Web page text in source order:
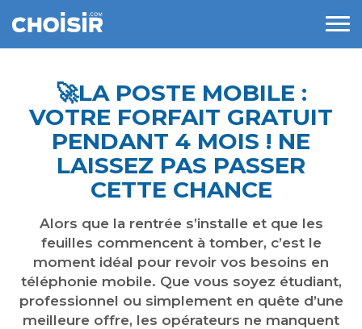
🚀​LA POSTE MOBILE :
VOTRE FORFAIT GRATUIT
PENDANT 4 MOIS ! NE
LAISSEZ PAS PASSER
CETTE CHANCE
Alors que la rentrée s’installe et que les
feuilles commencent à tomber, c’est le
moment idéal pour revoir vos besoins en
téléphonie mobile. Que vous soyez étudiant,
professionnel ou simplement en quête d’une
meilleure offre, les opérateurs ne manquent